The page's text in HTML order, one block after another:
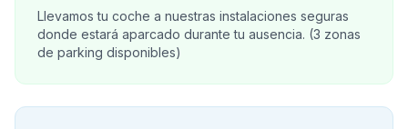
Llevamos tu coche a nuestras instalaciones seguras
donde estará aparcado durante tu ausencia. (3 zonas
de parking disponibles)